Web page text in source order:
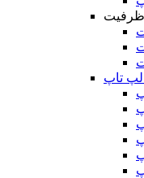
تاپ